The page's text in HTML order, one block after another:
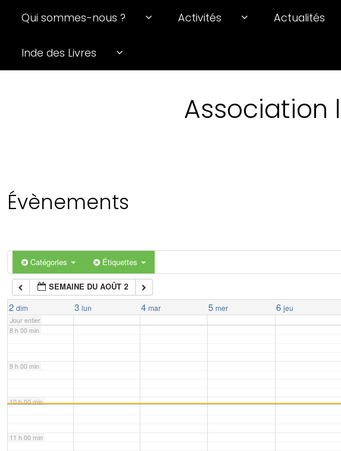
Qui sommes-nous ? Activités Actualités
Inde des Livres
Association
Évènements
Catégories Étiquettes
SEMAINE DU AOÛT 2
2 dim 3 lun 4 mar 5 mer 6 jeu
Jour entier
6 h 00 min
7 h 00 min
8 h 00 min
9 h 00 min
10 h 00 min
11 h 00 min